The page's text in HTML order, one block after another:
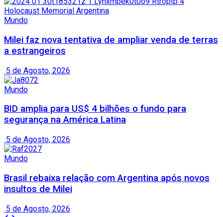
Mundo
Milei faz nova tentativa de ampliar venda de terras
a estrangeiros
5 de Agosto, 2026
Mundo
BID amplia para US$ 4 bilhões o fundo para
segurança na América Latina
5 de Agosto, 2026
Mundo
Brasil rebaixa relação com Argentina após novos
insultos de Milei
5 de Agosto, 2026